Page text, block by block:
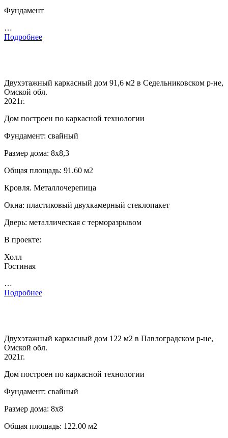
Фундамент
…
Подробнее
Двухэтажный каркасный дом 91,6 м2 в Седельниковском р-не,
Омской обл.
2021г.
Дом построен по каркасной технологии
Фундамент: свайный
Размер дома: 8х8,3
Общая площадь: 91.60 м2
Кровля. Металлочерепица
Окна: пластиковый двухкамерный стеклопакет
Дверь: металлическая с терморазрывом
В проекте:
Холл
Гостиная
…
Подробнее
Двухэтажный каркасный дом 122 м2 в Павлоградском р-не,
Омской обл.
2021г.
Дом построен по каркасной технологии
Фундамент: свайный
Размер дома: 8х8
Общая площадь: 122.00 м2